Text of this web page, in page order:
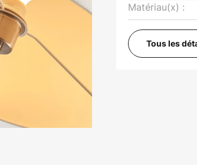
Matériau(x) :
Tous les